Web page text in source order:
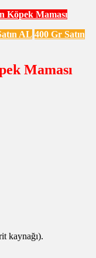
Köpek Maması
AL 400 Gr Satın
Maması
kaynağı).